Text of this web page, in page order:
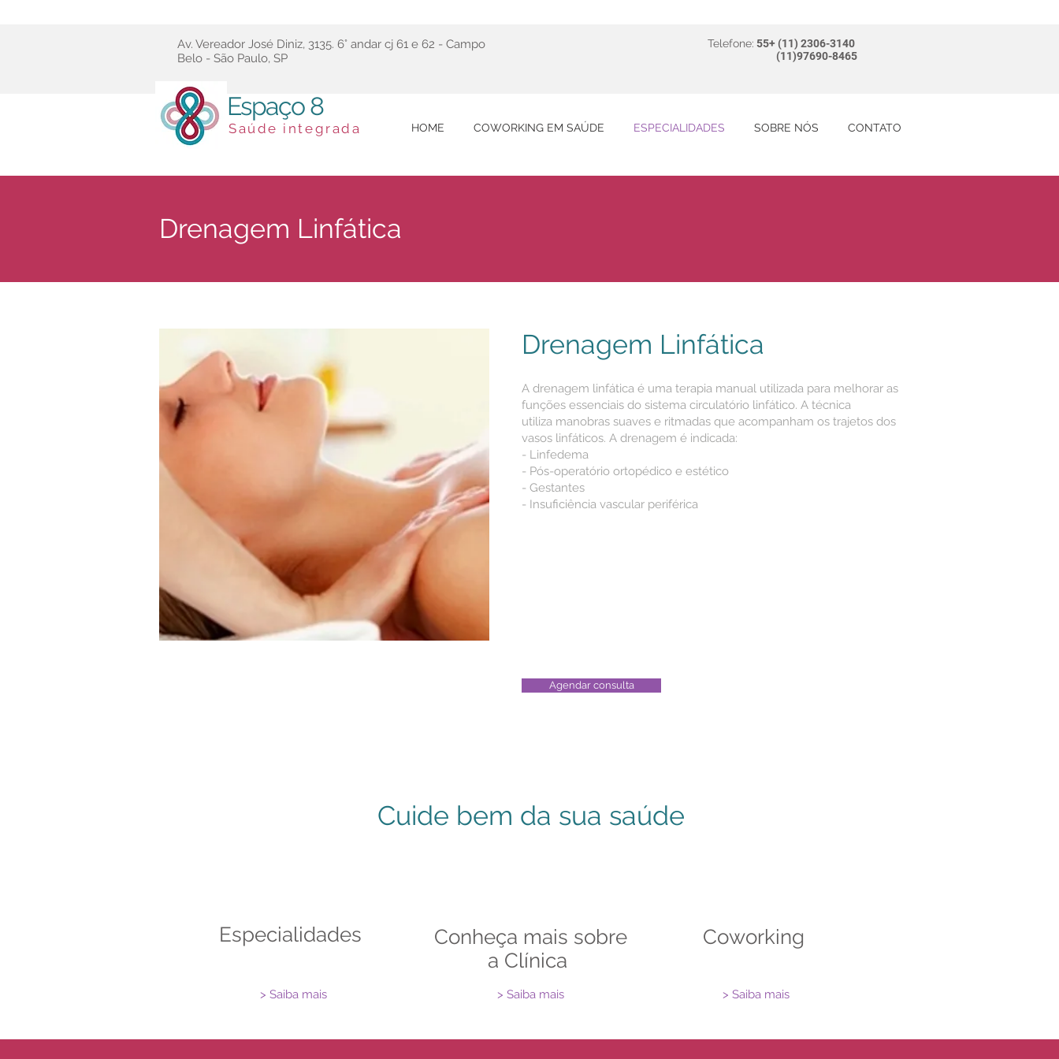
Av. Vereador José Diniz, 3135. 6° andar cj 61 e 62 - Campo
Belo - São Paulo, SP
Telefone: 55+ (11) 2306-3140
(11)97690-8465
Espaço 8
Saúde integrada HOME COWORKING EM SAÚDE ESPECIALIDADES SOBRE NÓS CONTATO
Drenagem Linfática
Drenagem Linfática
A drenagem linfática é uma terapia manual utilizada para melhorar as
funções essenciais do sistema circulatório linfático. A técnica
utiliza manobras suaves e ritmadas que acompanham os trajetos dos
vasos linfáticos. A drenagem é indicada:
- Linfedema
- Pós-operatório ortopédico e estético
- Gestantes
- Insuficiência vascular periférica
Agendar consulta
Cuide bem da sua saúde
Especialidades
Conheça mais sobre
a Clínica
> Saiba mais > Saiba mais
Coworking
> Saiba mais